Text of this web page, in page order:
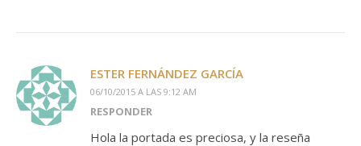
ESTER FERNÁNDEZ GARCÍA
06/10/2015 A LAS 9:12 AM
RESPONDER
Hola la portada es preciosa, y la reseña